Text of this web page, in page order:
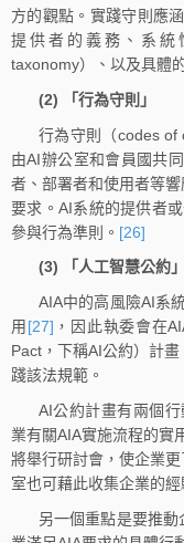
方的觀點。實踐守則應
提供者的義務、系統
taxonomy）、以及具體
(2) 「行為守則」
行為守則（codes of
由AI辦公室和會員國共
者、部署者和使用者等
要求。AI系統的提供者
參與行為準則。 [26]
(3) 「人工智慧公約」
AIA中的高風險AI系
用 [27] ，因此執委會在
Pact，下稱AI公約）計
踐該法規範。
AI公約計畫有兩個
業有關AIA實施流程的實
將舉行研討會，使企業
室也可藉此收集企業的
另一個重點是要推